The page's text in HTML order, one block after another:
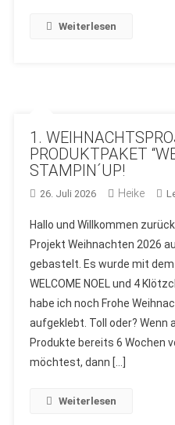
Weiterlesen
1.
PRODUKTPAKET
STAMPIN´UP!
26. Juli 2026 Heike
Hallo und Willkommen
Projekt Weihnachten 2026
gebastelt. Es wurde mit
WELCOME NOEL und 4
habe ich noch Frohe
aufgeklebt. Toll oder? Wenn
Produkte bereits 6 Wochen
möchtest, dann […]
Weiterlesen